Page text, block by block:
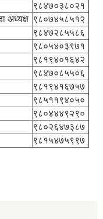
९८४७०३८०२१
अध्यक्ष ९८०७४५८५१२
९८४७२८५५८६
९८०५४०३९७१
९८१९४०१६४२
९८४७०८५५०६
९८१९४१६७५७
९८५११९४०५०
९८०४४४९२९०
९८०२६४७३८७
९८१५४७५९९७